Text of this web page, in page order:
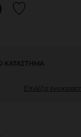
ΚΑΤΆΣΤΗΜΑ
Επιλέξτε ένα